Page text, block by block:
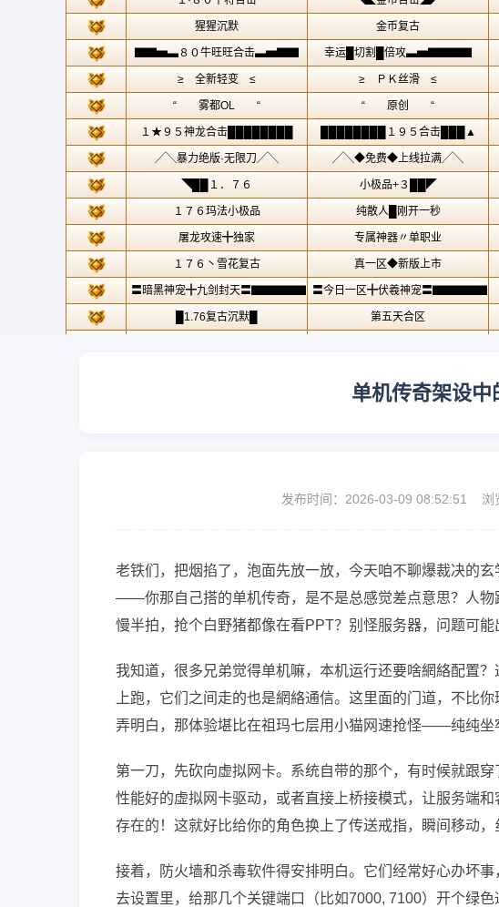
单机传奇架设
发布时间：2026-03-09 08:52:51 浏
老铁们，把烟掐了，泡面先放一放，今天咱不聊爆裁决的
——你那自己搭的单机传奇，是不是总感觉差点意思？人物
慢半拍，抢个白野猪都像在看PPT？别怪服务器，问题可能
我知道，很多兄弟觉得单机嘛，本机运行还要啥網絡配置
上跑，它们之间走的也是網絡通信。这里面的门道，不比
弄明白，那体验堪比在祖玛七层用小猫网速抢怪——纯纯坐
第一刀，先砍向虚拟网卡。系统自带的那个，有时候就跟
性能好的虚拟网卡驱动，或者直接上桥接模式，让服务端
存在的！这就好比给你的角色换上了传送戒指，瞬间移动，
接着，防火墙和杀毒软件得安排明白。它们经常好心办坏
去设置里，给那几个关键端口（比如7000, 7100）开个绿